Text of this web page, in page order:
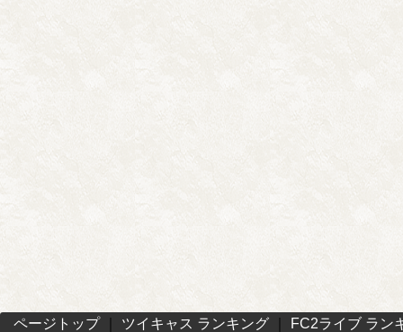
ページトップ｜ ツイキャス ランキング FC2ライブ ラン